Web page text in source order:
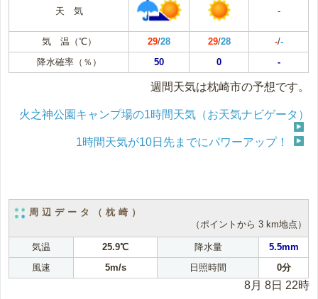
天 気 -
気 温（℃） 29/28 29/28 -/-
降水確率（％）
50 0 -
週間天気は枕崎市の予想です。
火之神公園キャンプ場の1時間天気（お天気ナビゲータ）
1時間天気が10日先までにパワーアップ！
周辺データ（枕崎）
（ポイントから 3 km地点）
気温 25.9℃ 降水量
5.5mm
風速
5m/s 日照時間 0分
8月 8日 22時